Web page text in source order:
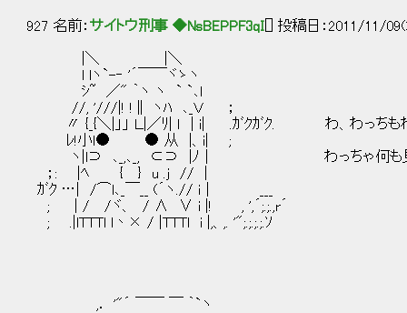
927 名前： サイトウ刑事 ◆NsBEPPF3qI [] 投稿日：2011/11/
|＼ |＼
l lヽ`-‐ '´￣￣ヾゝヽ
ｼ~ ／" ｀ヽ ヽ ` `､l
//, '///|! !∥ ヽﾊ ､_Ｖ ；
〃 {_{＼|」」 Ｌ|／ﾘ| ｌ | i| .ｶﾞｸｶﾞｸ. わ、わっちもわ
ﾚ!小ｌ● ● 从 |、i| ;
ヽ|l⊃ ､_,､_, ⊂⊃ |ﾉ│ わっちゃ何も見てお
；: |ﾍ { } u .j // |
ｶﾞｸ …| /⌒l､_￣__ (´ヽ.// ｉ | ___
; | / /ヾ、 / ∧ ∨ i |! , ',´;.;.,r´
; .|lTTTl l丶× / |TTTl i |,、,. '";.;.;.;.ｿ
,． '"´ ￣￣ ￣ ｀`ヽ